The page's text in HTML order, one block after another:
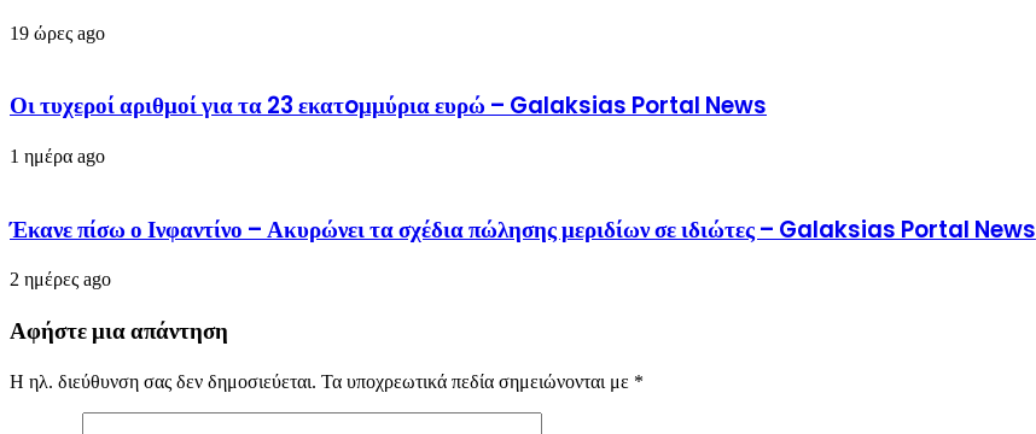
19 ώρες ago
Οι τυχεροί αριθμοί για τα 23 εκατoμμύρια ευρώ – Galaksias Portal News
1 ημέρα ago
Έκανε πίσω ο Ινφαντίνο – Ακυρώνει τα σχέδια πώλησης μεριδίων σε ιδιώτες – Galaksias Portal News
2 ημέρες ago
Αφήστε μια απάντηση
Η ηλ. διεύθυνση σας δεν δημοσιεύεται. Τα υποχρεωτικά πεδία σημειώνονται με *